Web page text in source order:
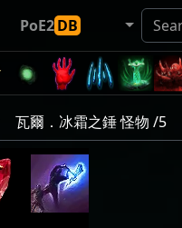
PoE2DB
瓦爾．冰霜之錘 怪物 /5